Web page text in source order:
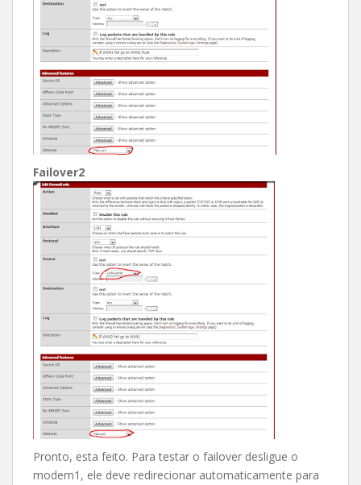
Failover2
Pronto, esta feito. Para testar o failover desligue o
modem1, ele deve redirecionar automaticamente para